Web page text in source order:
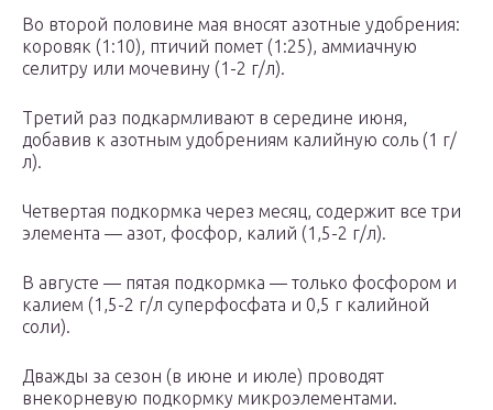
Во второй половине мая вносят азотные удобрения:
коровяк (1:10), птичий помет (1:25), аммиачную
селитру или мочевину (1-2 г/л).
Третий раз подкармливают в середине июня,
добавив к азотным удобрениям калийную соль (1 г/
л).
Четвертая подкормка через месяц, содержит все три
элемента — азот, фосфор, калий (1,5-2 г/л).
В августе — пятая подкормка — только фосфором и
калием (1,5-2 г/л суперфосфата и 0,5 г калийной
соли).
Дважды за сезон (в июне и июле) проводят
внекорневую подкормку микроэлементами.